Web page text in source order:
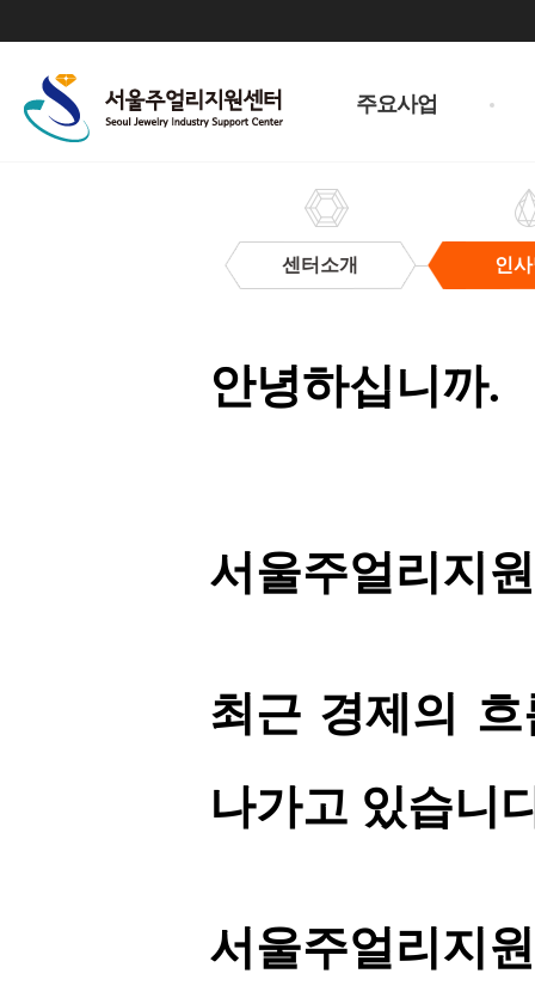
주요사업
센터소개 인
안녕하십니까.
서울주얼리지
최근 경제의
나가고 있습니
서울주얼리지